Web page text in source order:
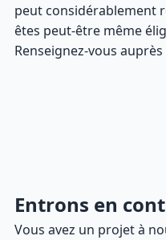
peut considérablement
êtes peut-être même
Renseignez-vous
Entrons en
Vous avez un projet à